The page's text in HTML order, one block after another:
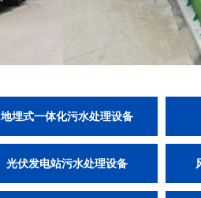
地埋式一体化污水处理设备
光伏发电站污水处理设备